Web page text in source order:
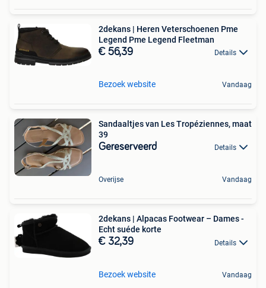
2dekans | Heren Veterschoenen Pme
Legend Pme Legend Fleetman
€ 56,39 Details
Bezoek website Vandaag
Sandaaltjes van Les Tropéziennes, maat
39 ️
Gereserveerd Details
Overijse Vandaag
2dekans | Alpacas Footwear – Dames -
Echt suéde korte
€ 32,39 Details
Bezoek website Vandaag